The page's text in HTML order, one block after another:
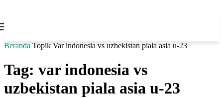
Beranda Topik Var indonesia vs uzbekistan piala asia u-23
Tag: var indonesia vs
uzbekistan piala asia u-23